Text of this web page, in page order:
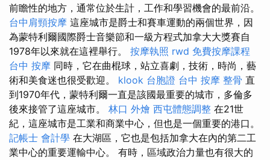
前瞻性的地方，通常位於生計，工作和學習機會的最前沿。
台中肩頸按摩 這座城市是爵士和賽車運動的兩個世界，因
為蒙特利爾國際爵士音樂節和一級方程式加拿大大獎賽自
1978年以來就在這裡舉行。 按摩執照 rwd 免費按摩課程
台中 按摩 同時，它在曲棍球，站立喜劇，技術，時尚，藝
術和美食迷也很受歡迎。 klook 台胞證 台中 按摩 整骨 直
到1970年代，蒙特利爾一直是該國最重要的城市，多倫多
後來接管了這座城市。 林口 外燴 西屯體態調整 在21世
紀，這座城市是工業和商業中心，但也是一個重要的港口。
記帳士 會計學 在大湖區，它也是包括加拿大在內的第二工
業中心的重要運輸中心。 有時，區域政治力量也有很大的